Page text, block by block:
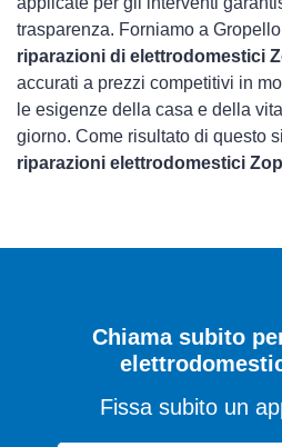
trasparenza. Forniamo a
riparazioni di elettrodomestici
accurati a prezzi competitivi in
le esigenze della casa e della
giorno. Come risultato di questo
riparazioni elettrodomestici
Chiama subito
Fissa subito un